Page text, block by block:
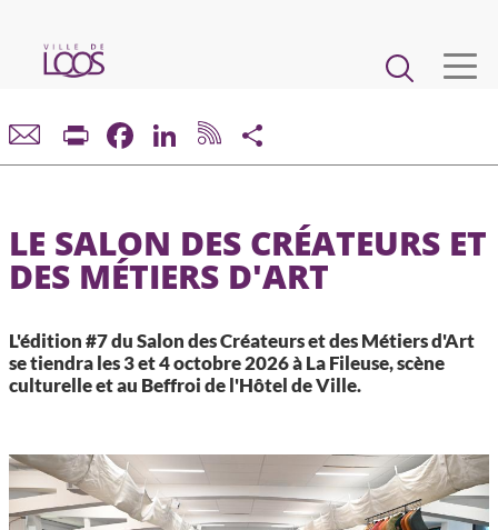
contenu
principal
Main
navigation
VIE MUNICIPALE
CADRE DE VIE ET URBANISME
ENFANCE, JEUNESSE, ÉDUCATION, RESTAURATION
CCAS, SOLIDARITÉ ET SANTÉ
Print FacebookLinkedIn
LE SALON DES CRÉATEURS ET
DES MÉTIERS D'ART
L'édition #7 du Salon des Créateurs et des Métiers d'Art
se tiendra les 3 et 4 octobre 2026 à La Fileuse, scène
culturelle et au Beffroi de l'Hôtel de Ville.